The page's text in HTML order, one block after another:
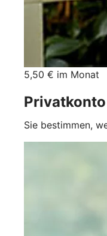
5,50 € im Monat
Privatkonto
Sie bestimmen,